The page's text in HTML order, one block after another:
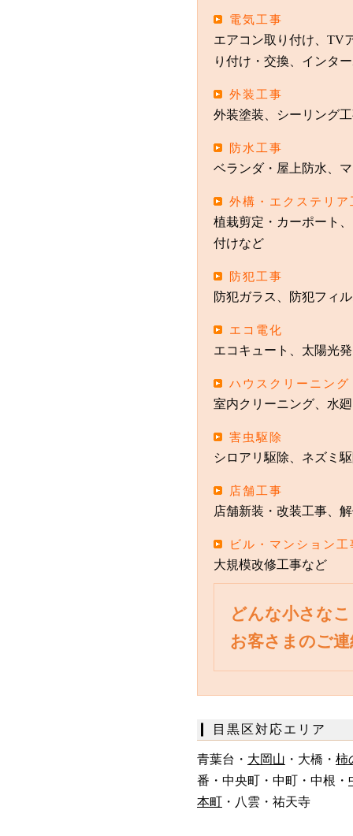
電気工事
エアコン取り付け、TV
り付け・交換、インタ
外装工事
外装塗装、シーリング
防水工事
ベランダ・屋上防水、
外構・エクステリア
植栽剪定 ・カーポート
付けなど
防犯工事
防犯ガラス、防犯フィ
エコ電化
エコキュート、太陽光
ハウスクリーニング
室内クリーニング、水
害虫駆除
シロアリ駆除、ネズミ
店舗工事
店舗新装・改装工事、
ビル・マンション工
大規模改修工事など
どんな小さな
お客さまのご
目黒区対応エリア
青葉台・ 大岡山 ・ 大橋・ 柿
番・ 中央町・ 中町・ 中根・
本町 ・ 八雲・ 祐天寺